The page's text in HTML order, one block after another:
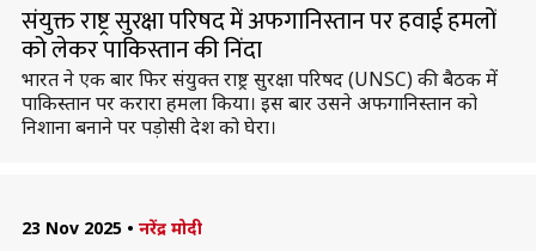
संयुक्त राष्ट्र सुरक्षा परिषद में अफगानिस्तान पर हवाई हमलों
को लेकर पाकिस्तान की निंदा
भारत ने एक बार फिर संयुक्त राष्ट्र सुरक्षा परिषद (UNSC) की बैठक में
पाकिस्तान पर करारा हमला किया। इस बार उसने अफगानिस्तान को
निशाना बनाने पर पड़ोसी देश को घेरा।
23 Nov 2025 • नरेंद्र मोदी